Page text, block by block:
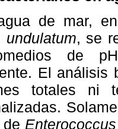
de mar, en
undulatum, se
de
El análisis
totales ni